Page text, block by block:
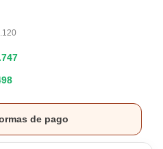
de pago